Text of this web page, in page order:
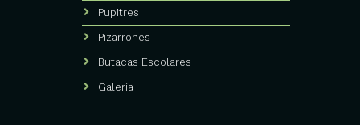
Pupitres
Pizarrones
Butacas Escolares
Galería